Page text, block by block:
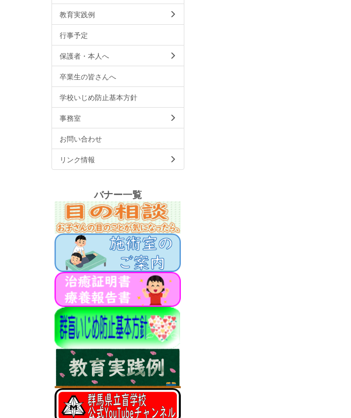
教育実践例
行事予定
保護者・本人へ
卒業生の皆さんへ
学校いじめ防止基本方針
事務室
お問い合わせ
リンク情報
バナー一覧